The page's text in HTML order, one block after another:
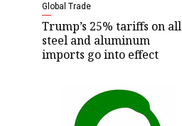
Global Trade
Trump’s 25% tariffs on all
steel and aluminum
imports go into effect